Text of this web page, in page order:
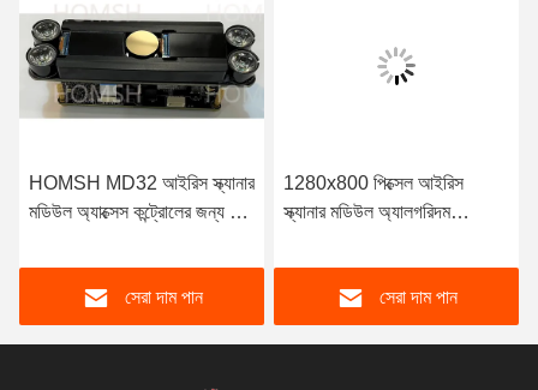
HOMSH MD32 আইরিস স্ক্যানার
মডিউল অ্যাক্সেস কন্ট্রোলের জন্য কম
সেরা দাম পান
1280x800 পিক্সেল আইরিস
স্ক্যানার মডিউল অ্যালগরিদম
রেজিস্ট্রেশন
সেরা দাম পান